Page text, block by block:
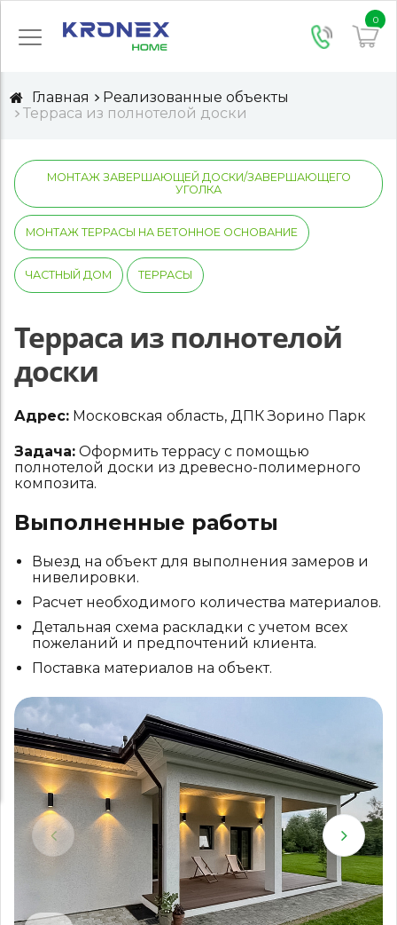
0
Главная
Реализованные объекты
Терраса из полнотелой доски
МОНТАЖ ЗАВЕРШАЮЩЕЙ ДОСКИ/ЗАВЕРШАЮЩЕГО
УГОЛКА
МОНТАЖ ТЕРРАСЫ НА БЕТОННОЕ ОСНОВАНИЕ
ЧАСТНЫЙ ДОМ ТЕРРАСЫ
Терраса из полнотелой
доски
Адрес: Московская область, ДПК Зорино Парк
Задача: Оформить террасу с помощью
полнотелой доски из древесно-полимерного
композита.
Выполненные работы
Выезд на объект для выполнения замеров и
нивелировки.
Расчет необходимого количества материалов.
Детальная схема раскладки с учетом всех
пожеланий и предпочтений клиента.
Поставка материалов на объект.